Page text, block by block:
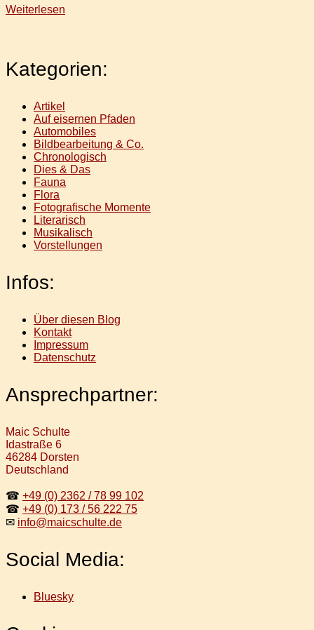
Weiterlesen
Kategorien:
Artikel
Auf eisernen Pfaden
Automobiles
Bildbearbeitung & Co.
Chronologisch
Dies & Das
Fauna
Flora
Fotografische Momente
Literarisch
Musikalisch
Vorstellungen
Infos:
Über diesen Blog
Kontakt
Impressum
Datenschutz
Ansprechpartner:
Maic Schulte
Idastraße 6
46284 Dorsten
Deutschland
☎ +49 (0) 2362 / 78 99 102
☎ +49 (0) 173 / 56 222 75
✉ info@maicschulte.de
Social Media:
Bluesky